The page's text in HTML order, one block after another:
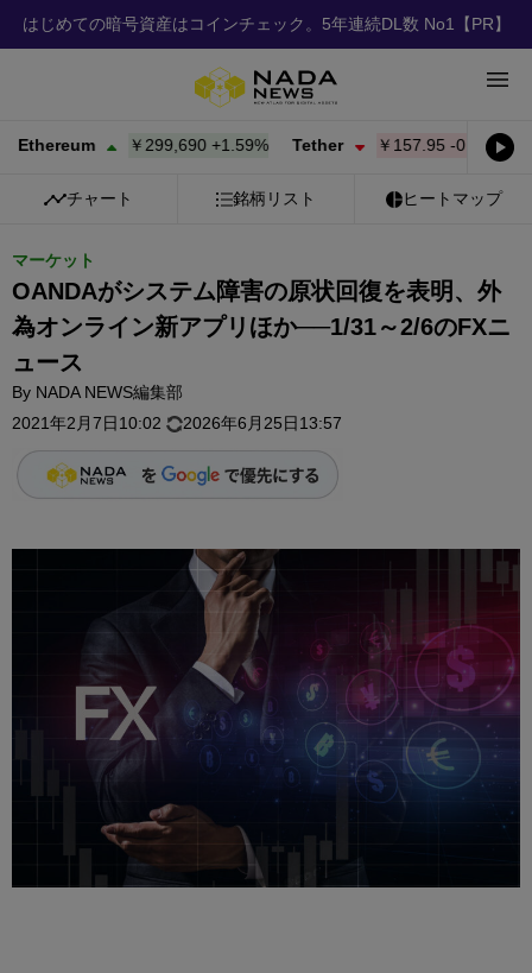
はじめての暗号資産はコインチェック。5年連続DL数 No1 【PR】
￥299,690+1.59% Tether ￥157.95-0.01% BNB
チャート 銘柄リスト ヒートマップ
マーケット
OANDAがシステム障害の原状回復を表明、外
為オンライン新アプリほか──1/31～2/6のFXニ
ュース
By NADA NEWS編集部
2021年2月7日10:02
2026年6月25日13:57